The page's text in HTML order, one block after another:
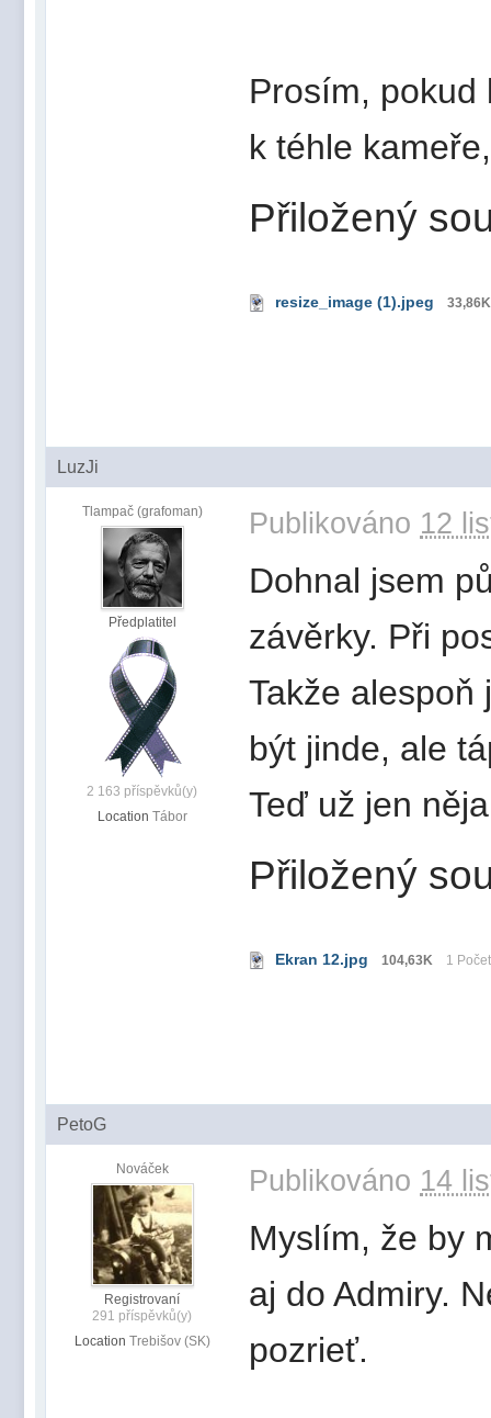
Prosím, pokud
k téhle
Přiložený
resize_image (1).jpeg 33,86K
LuzJi
Tlampač (grafoman)
Předplatitel
2 163 příspěvků(y)
Location Tábor
Publikováno 12
Dohnal jsem
závěrky. Při
Takže alespoň
být jinde, ale
Teď už jen
Přiložený
Ekran 12.jpg 104,63K 1
PetoG
Nováček
Registrovaní
291 příspěvků(y)
Location Trebišov (SK)
Publikováno 14
Myslím, že by
aj do Admiry.
pozrieť.